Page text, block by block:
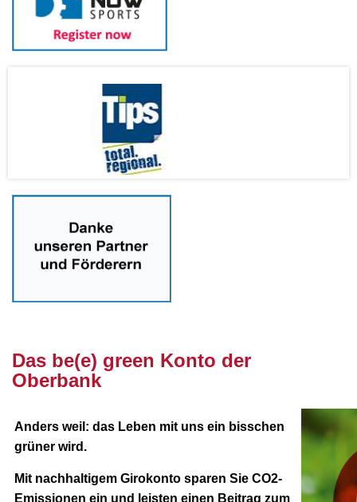
Das be(e) green Konto der
Oberbank
Anders weil: das Leben mit uns ein bisschen
grüner wird.
Mit nachhaltigem Girokonto sparen Sie CO2-
Emissionen ein und leisten einen Beitrag zum